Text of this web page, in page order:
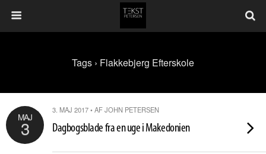
Tags › Flakkebjerg Efterskole
MAJ
3
3. MAJ 2017 • AF JOHN PETERSEN
Dagbogsblade fra en uge i Makedonien